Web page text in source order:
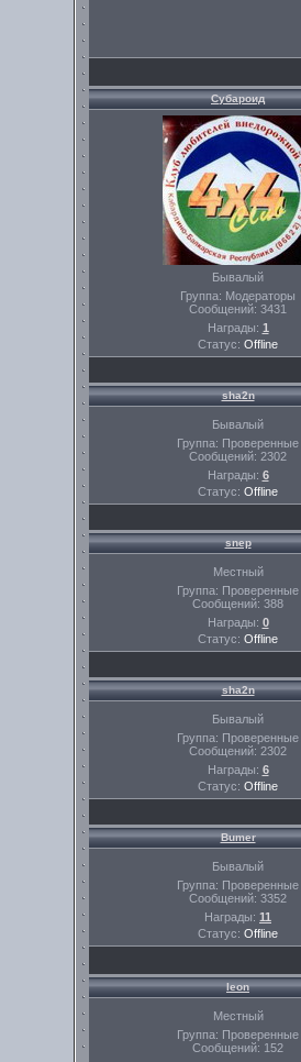
Субароид
Бывалый
Группа: Модераторы
Сообщений: 3431
Награды: 1
Статус: Offline
sha2n
Бывалый
Группа: Проверенные
Сообщений: 2302
Награды: 6
Статус: Offline
snep
Местный
Группа: Проверенные
Сообщений: 388
Награды: 0
Статус: Offline
sha2n
Бывалый
Группа: Проверенные
Сообщений: 2302
Награды: 6
Статус: Offline
Bumer
Бывалый
Группа: Проверенные
Сообщений: 3352
Награды: 11
Статус: Offline
leon
Местный
Группа: Проверенные
Сообщений: 152